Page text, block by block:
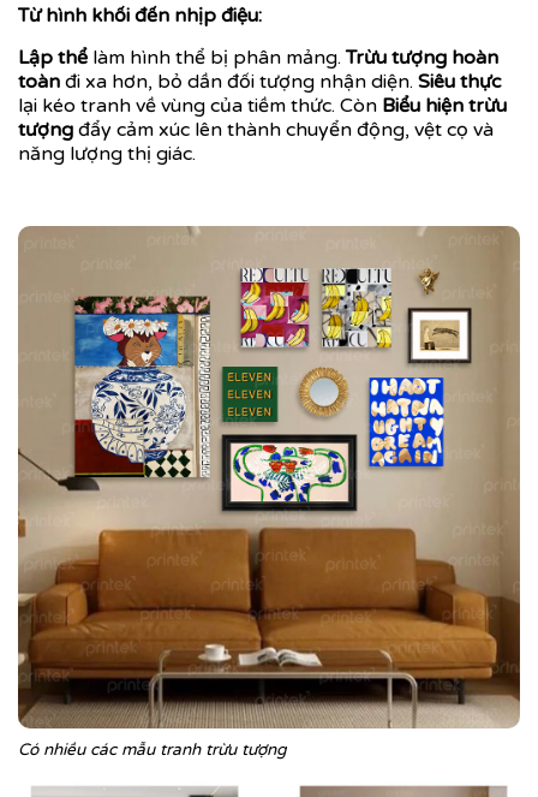
Từ hình khối đến nhịp điệu:
Lập thể làm hình thể bị phân mảng.Trừu tượng hoàn
toàn đi xa hơn, bỏ dần đối tượng nhận diện. Siêu thực
lại kéo tranh về vùng của tiềm thức. Còn Biểu hiện trừu
tượng đẩy cảm xúc lên thành chuyển động, vệt cọ và
năng lượng thị giác.
Có nhiều các mẫu tranh trừu tượng